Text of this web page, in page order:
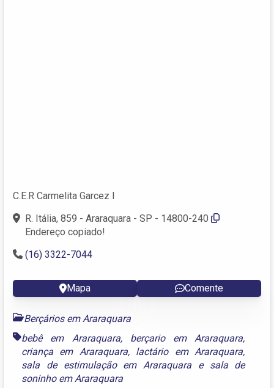
C.E.R Carmelita Garcez I
R. Itália, 859 - Araraquara - SP - 14800-240
Endereço copiado!
(16) 3322-7044
Mapa Comente
Berçários em Araraquara
bebê em Araraquara, berçario em Araraquara,
criança em Araraquara, lactário em Araraquara,
sala de estimulação em Araraquara e sala de
soninho em Araraquara